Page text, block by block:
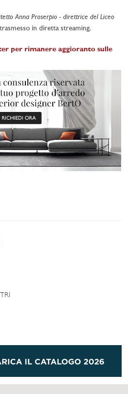
Anna Proserpio - direttrice del Liceo
in diretta streaming.
per rimanere aggioranto sulle